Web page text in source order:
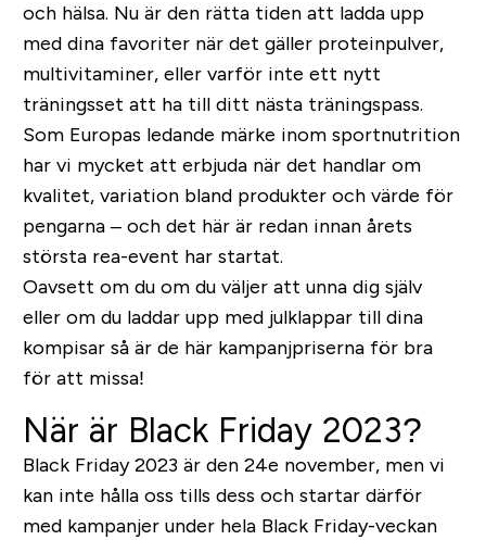
och hälsa. Nu är den rätta tiden att ladda upp
med dina favoriter när det gäller proteinpulver,
multivitaminer, eller varför inte ett nytt
träningsset att ha till ditt nästa träningspass.
Som Europas ledande märke inom sportnutrition
har vi mycket att erbjuda när det handlar om
kvalitet, variation bland produkter och värde för
pengarna – och det här är redan innan årets
största rea-event har startat.
Oavsett om du om du väljer att unna dig själv
eller om du laddar upp med julklappar till dina
kompisar så är de här kampanjpriserna för bra
för att missa!
När är Black Friday 2023?
Black Friday 2023 är den 24e november, men vi
kan inte hålla oss tills dess och startar därför
med kampanjer under hela Black Friday-veckan